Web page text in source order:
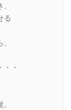
る
・